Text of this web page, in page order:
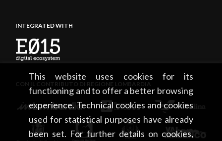
This website uses cookies for its
functioning and to offer a better browsing
experience. Technical cookies and cookies
used for statistical purposes have already
been set. For further details on cookies,
INTEGRATED WITH
CON IL CONTRIBUTO DI REGIONE LOMBARDIA